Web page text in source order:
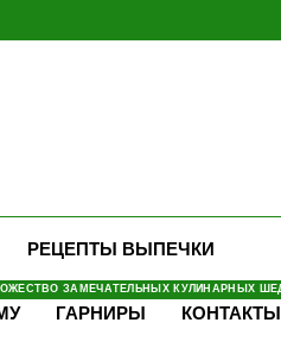
РЕЦЕПТЫ ВЫПЕЧКИ
ЗАМЕЧАТЕЛЬНЫХ КУЛИНАРНЫХ
ГАРНИРЫ КОНТАКТЫ